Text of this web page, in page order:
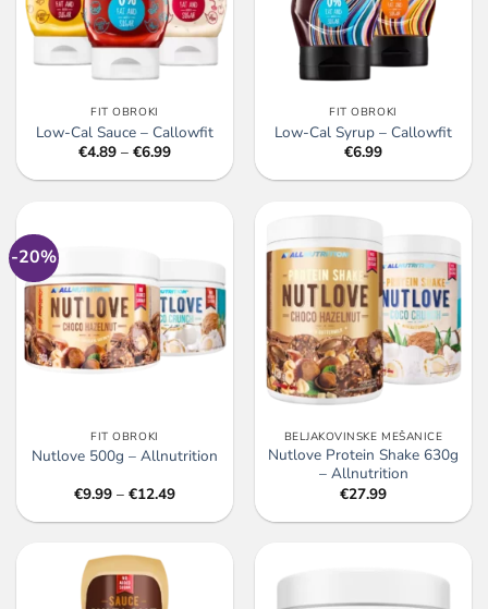
FIT OBROKI
Low-Cal Sauce – Callowfit
€4.89 – €6.99Cenovni
od
FIT OBROKI
Low-Cal Syrup – Callowfit
€6.99
-20%
FIT OBROKI
Nutlove 500g – Allnutrition
€9.99 – €12.49Cenovni
od
BELJAKOVINSKE MEŠANICE
Nutlove Protein Shake 630g
– Allnutrition
€27.99